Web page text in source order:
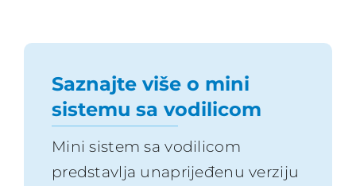
Saznajte više o mini
sistemu sa vodilicom
Mini sistem sa vodilicom
predstavlja unaprijeđenu verziju